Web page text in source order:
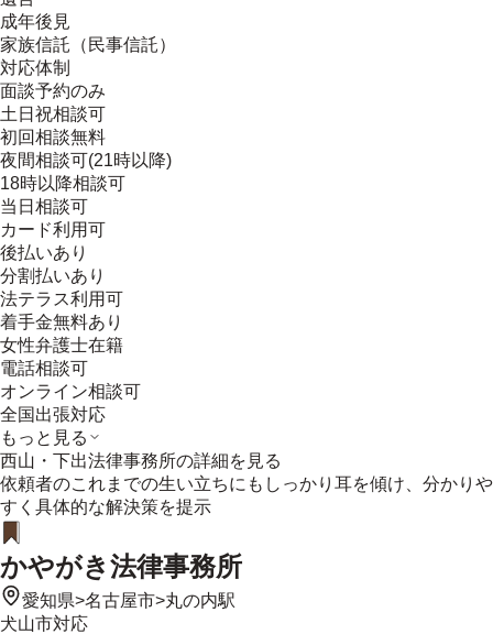
成年後見
家族信託（民事信託）
対応体制
面談予約のみ
土日祝相談可
初回相談無料
夜間相談可(21時以降)
18時以降相談可
当日相談可
カード利用可
後払いあり
分割払いあり
法テラス利用可
着手金無料あり
女性弁護士在籍
電話相談可
オンライン相談可
全国出張対応
もっと見る
西山・下出法律事務所の詳細を見る
依頼者のこれまでの生い立ちにもしっかり耳を傾け、分かりや
すく具体的な解決策を提示
かやがき法律事務所
愛知県>名古屋市>丸の内駅
犬山市対応